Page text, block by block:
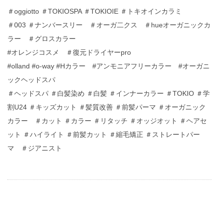
＃oggiotto ＃TOKIOSPA ＃TOKIOIE ＃トキオインカラミ
＃003 ＃ナンバースリー ＃オーガ二クス ＃hueオーガニックカ
ラー ＃グロスカラー
#オレンジコスメ ＃復元ドライヤーpro
#olland #o-way #Hカラー #アンモニアフリーカラー #オーガニ
ックヘッドスパ
＃ヘッドスパ ＃白髪染め ＃白髪 ＃インナーカラー ＃TOKIO ＃学
割U24 ＃キッズカット ＃髪質改善 ＃前髪パーマ ＃オーガニック
カラー ＃カット ＃カラー ＃リタッチ ＃オッジオット ＃ヘアセ
ット ＃ハイライト ＃前髪カット ＃縮毛矯正 ＃ストレートパー
マ ＃ジアニスト